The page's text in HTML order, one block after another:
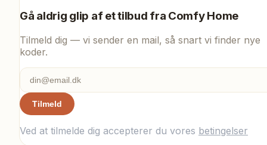
Gå aldrig glip af et tilbud fra Comfy Home
Tilmeld dig — vi sender en mail, så snart vi finder nye
koder.
Tilmeld
Ved at tilmelde dig accepterer du vores betingelser